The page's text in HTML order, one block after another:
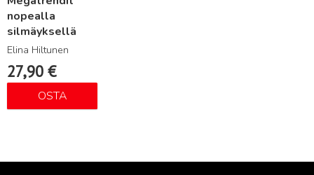
nopealla
silmäyksellä
Elina Hiltunen
27,90 €
OSTA